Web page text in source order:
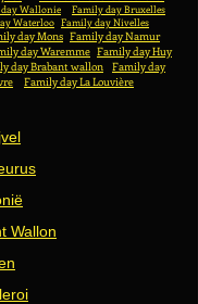
Wallonie
Family day Bruxelles
Waterloo Family day Nivelles
day Mons Family day Namur
day Waremme Family day Huy
day Brabant wallon Family day
Family day La Louvière
Wallon